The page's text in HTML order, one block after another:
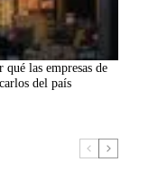
las empresas de
del país